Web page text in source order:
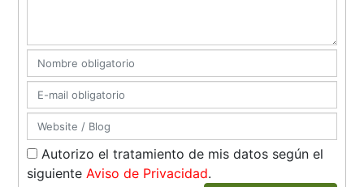
Autorizo el tratamiento de mis datos según el
siguienteAviso de Privacidad.